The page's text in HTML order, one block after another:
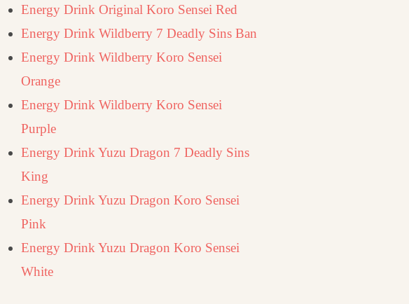
Energy Drink Original Koro Sensei Red
Energy Drink Wildberry 7 Deadly Sins Ban
Energy Drink Wildberry Koro Sensei
Orange
Energy Drink Wildberry Koro Sensei
Purple
Energy Drink Yuzu Dragon 7 Deadly Sins
King
Energy Drink Yuzu Dragon Koro Sensei
Pink
Energy Drink Yuzu Dragon Koro Sensei
White